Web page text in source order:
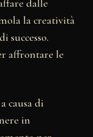
dalle
la creatività
successo.
affrontare le
causa di
in